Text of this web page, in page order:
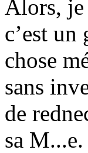
Alors, je
c’est un
chose
sans
de
sa M...e.